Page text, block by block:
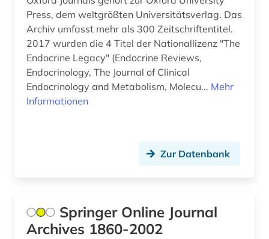
Press, dem weltgrößten Universitätsverlag. Das
Archiv umfasst mehr als 300 Zeitschriftentitel.
2017 wurden die 4 Titel der Nationallizenz "The
Endocrine Legacy" (Endocrine Reviews,
Endocrinology, The Journal of Clinical
Endocrinology and Metabolism, Molecu... Mehr
Informationen
Zur Datenbank
Springer Online Journal
Archives 1860-2002